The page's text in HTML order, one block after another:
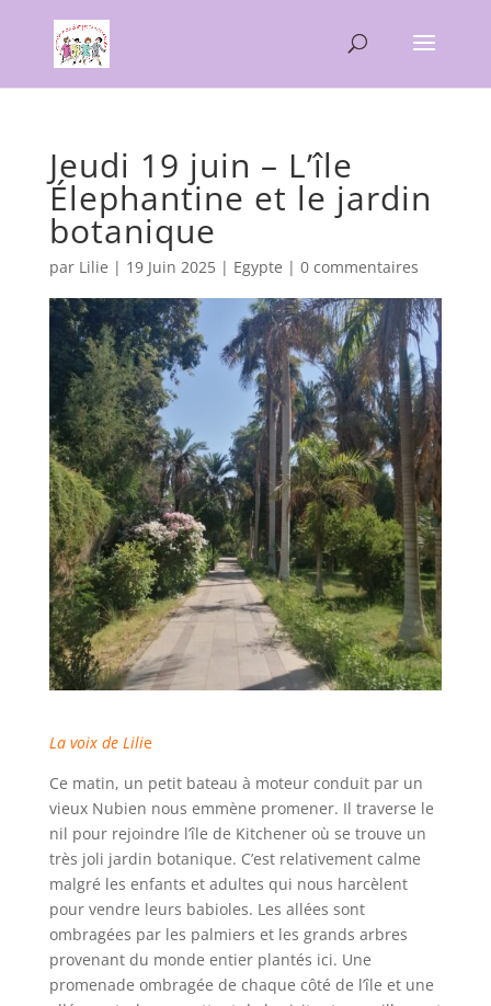
Jeudi 19 juin – L’île
Élephantine et le jardin
botanique
par Lilie | 19 Juin 2025| Egypte | 0 commentaires
La voix de Lilie
Ce matin, un petit bateau à moteur conduit par un
vieux Nubien nous emmène promener. Il traverse le
nil pour rejoindre l’île de Kitchener où se trouve un
très joli jardin botanique. C’est relativement calme
malgré les enfants et adultes qui nous harcèlent
pour vendre leurs babioles. Les allées sont
ombragées par les palmiers et les grands arbres
provenant du monde entier plantés ici. Une
promenade ombragée de chaque côté de l’île et une